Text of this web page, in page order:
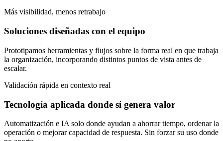
Más visibilidad, menos retrabajo
Soluciones diseñadas con el equipo
Prototipamos herramientas y flujos sobre la forma real en que trabaja
la organización, incorporando distintos puntos de vista antes de
escalar.
Validación rápida en contexto real
Tecnología aplicada donde sí genera valor
Automatización e IA solo donde ayudan a ahorrar tiempo, ordenar la
operación o mejorar capacidad de respuesta. Sin forzar su uso donde